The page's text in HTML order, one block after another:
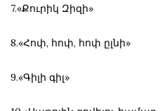
7.«Քուրիկ Զիզի»
8.«Հոփ, հոփ, հոփ ըլնի»
9.«Գիլի գիլ»